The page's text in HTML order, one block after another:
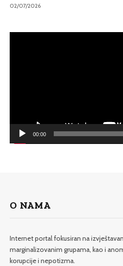
02/07/2026
00:00
O NAMA
Internet portal fokusiran na
marginalizovanim grupama, kao i
korupcije i nepotizma.